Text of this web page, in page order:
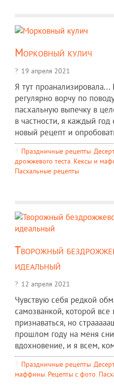
Морковный кулич
19 апреля 2021
Я тут
регулярно ворчу по
пасхальную выпечку в
в частности, я каждый
новый рецепт и
Праздничные рецепты,
дрожжевого теста, Кексы и
Пасхальные рецепты
Творожный
идеальный
12 апреля 2021
Чувствую себя редкой
самозванкой, которой
признаваться, но
прошлом году на меня
вдохновение, и я всем,
Праздничные рецепты,
маффины, Рецепты c фото,